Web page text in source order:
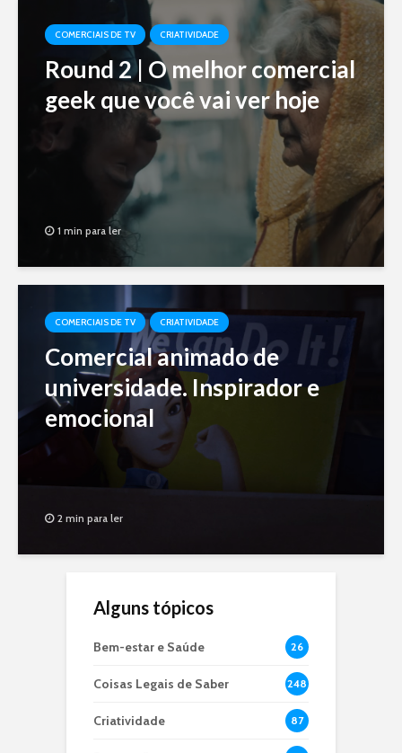
COMERCIAIS DE TV CRIATIVIDADE
Round 2 | O melhor comercial
geek que você vai ver hoje
1 min para ler
COMERCIAIS DE TV CRIATIVIDADE
Comercial animado de
universidade. Inspirador e
emocional
2 min para ler
Alguns tópicos
Bem-estar e Saúde 26
Coisas Legais de Saber 248
Criatividade 87